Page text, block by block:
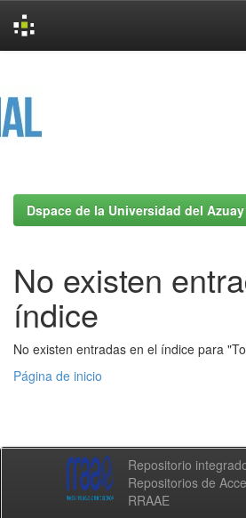
Dspace de la Universidad del Azuay
No existen
índice
No existen entradas en el índice para
Página de inicio
Repositorio
Repositorios de
RRAAE